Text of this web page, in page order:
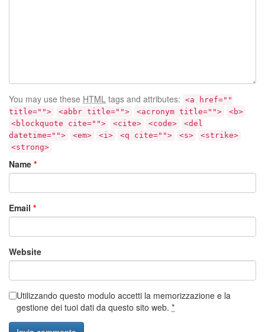
You may use these HTML tags and attributes: <a href=""
title="">
<abbr title=""> <acronym title="">
<b>
<blockquote cite="">
<cite> <code>
<del
datetime="">
<em> <i> <q cite=""> <s>
<strike>
<strong>
Name *
Email *
Website
Utilizzando questo modulo accetti la memorizzazione e la
gestione dei tuoi dati da questo sito web. *